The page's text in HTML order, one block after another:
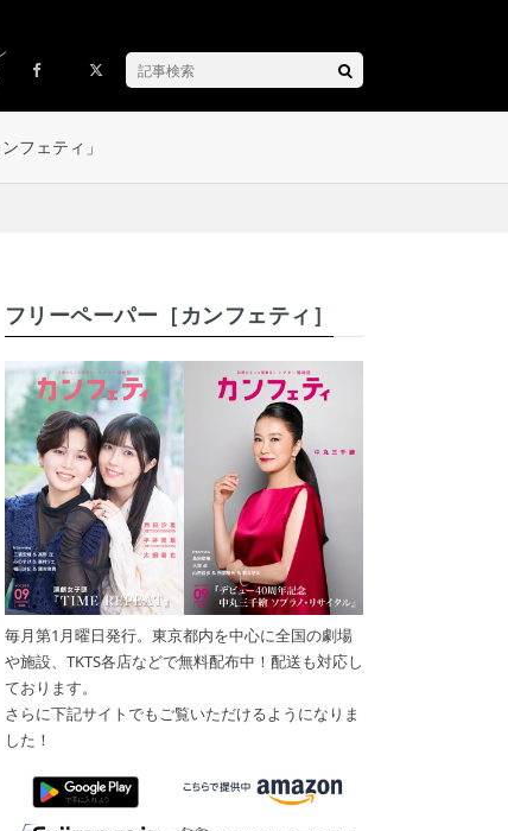
フェティ」
フリーペーパー［カンフェティ］
毎月第1月曜日発行。東京都内を中心に全国の劇場
や施設、TKTS各店などで無料配布中！配送も対応し
ております。
さらに下記サイトでもご覧いただけるようになりま
した！